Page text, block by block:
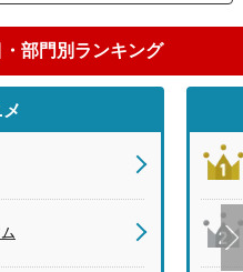
部門別ランキング